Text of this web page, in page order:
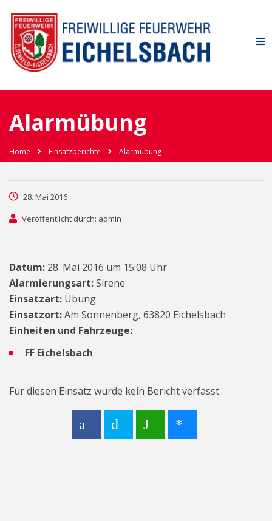
Alarmübung
Home Einsatzberichte Alarmübung
28. Mai 2016
Veröffentlicht durch: admin
Datum: 28. Mai 2016 um 15:08 Uhr
Alarmierungsart:Sirene
Einsatzart: Übung
Einsatzort:Am Sonnenberg, 63820 Eichelsbach
Einheiten und Fahrzeuge:
FF Eichelsbach
Für diesen Einsatz wurde kein Bericht verfasst.